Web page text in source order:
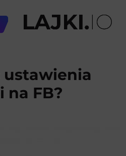
ustawienia
na FB?